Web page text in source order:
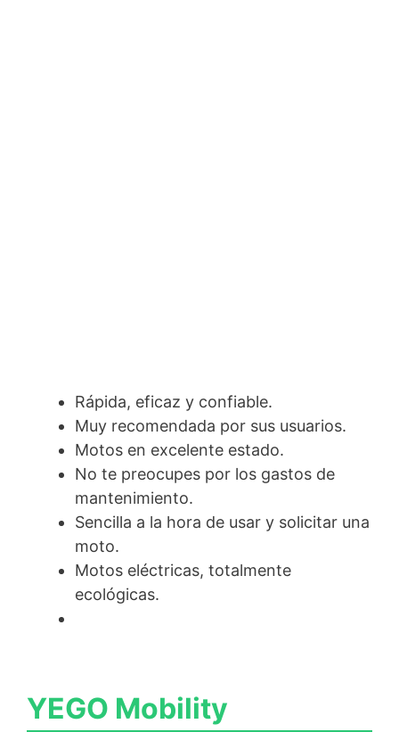
Rápida, eficaz y confiable.
Muy recomendada por sus usuarios.
Motos en excelente estado.
No te preocupes por los gastos de
mantenimiento.
Sencilla a la hora de usar y solicitar una
moto.
Motos eléctricas, totalmente
ecológicas.
YEGO Mobility